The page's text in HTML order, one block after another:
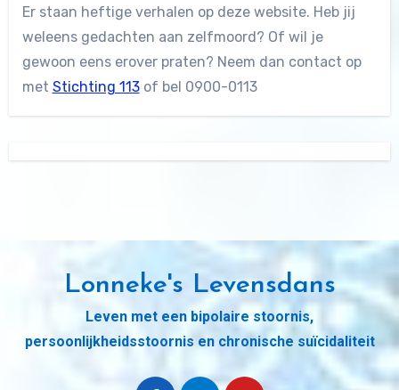
Er staan heftige verhalen op deze website. Heb jij
weleens gedachten aan zelfmoord? Of wil je
gewoon eens erover praten? Neem dan contact op
met Stichting 113of bel 0900-0113
Lonneke's Levensdans
Leven met een bipolaire stoornis,
persoonlijkheidsstoornis en chronische suïcidaliteit